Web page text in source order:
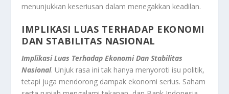
menunjukkan keseriusan dalam menegakkan keadilan.
IMPLIKASI LUAS TERHADAP EKONOMI
DAN STABILITAS NASIONAL
Implikasi Luas Terhadap Ekonomi Dan Stabilitas
Nasional. Unjuk rasa ini tak hanya menyoroti isu politik,
tetapi juga mendorong dampak ekonomi serius. Saham